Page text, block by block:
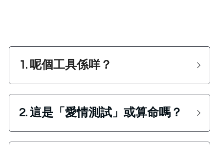
Login/Register
1. 呢個工具係咩？
2. 這是「愛情測試」或算命嗎？